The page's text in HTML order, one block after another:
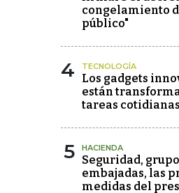
congelamiento
público"
4 TECNOLOGÍA
Los gadgets
están
tareas
5 HACIENDA
Seguridad,
embajadas, las
medidas del